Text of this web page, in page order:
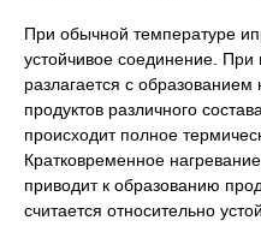
При обычной температуре
устойчивое соединение.
разлагается с
продуктов различного
происходит полное
Кратковременное
приводит к образованию
считается относительно